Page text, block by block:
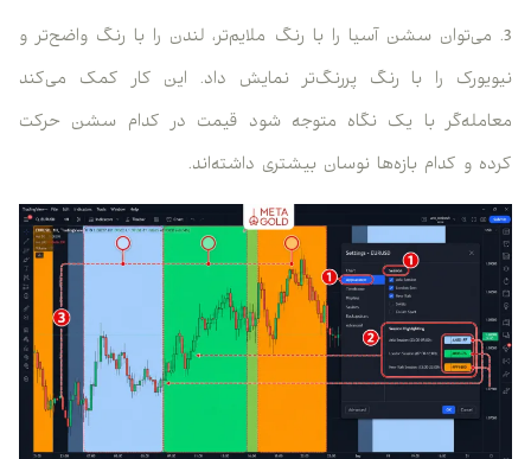
3. می‌توان سشن آسیا را با رنگ ملایم‌تر، لندن را با رنگ واضح‌تر و
نیویورک را با رنگ پررنگ‌تر نمایش داد. این کار کمک می‌کند
معامله‌گر با یک نگاه متوجه شود قیمت در کدام سشن حرکت
کرده و کدام بازه‌ها نوسان بیشتری داشته‌اند.